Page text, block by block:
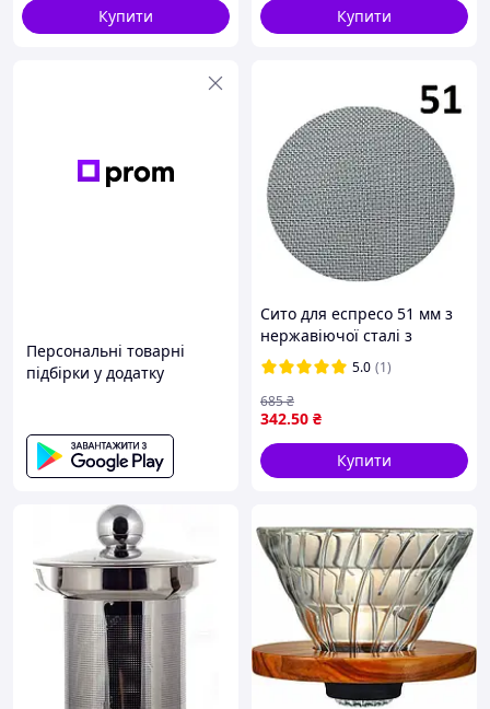
Купити Купити
Персональні товарні
підбірки у додатку
Сито для еспресо 51 мм з
нержавіючої сталі з
фільтрацією 100 мкм для
ідеальної кави вдома і в
кафе
5.0 (1)
342.50 ₴
685₴
Купити